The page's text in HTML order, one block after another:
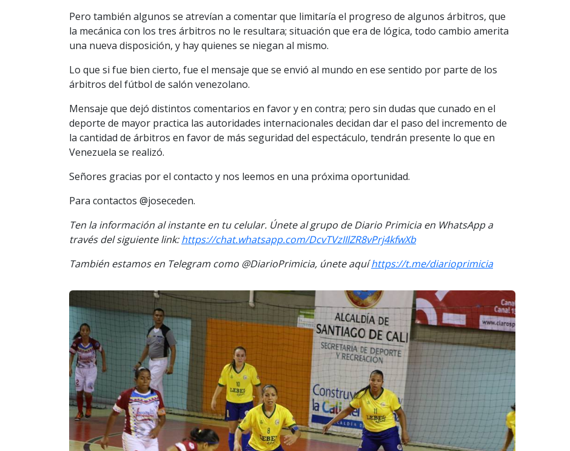
Pero también algunos se atrevían a comentar que limitaría el progreso de algunos árbitros, que
la mecánica con los tres árbitros no le resultara; situación que era de lógica, todo cambio amerita
una nueva disposición, y hay quienes se niegan al mismo.
Lo que si fue bien cierto, fue el mensaje que se envió al mundo en ese sentido por parte de los
árbitros del fútbol de salón venezolano.
Mensaje que dejó distintos comentarios en favor y en contra; pero sin dudas que cunado en el
deporte de mayor practica las autoridades internacionales decidan dar el paso del incremento de
la cantidad de árbitros en favor de más seguridad del espectáculo, tendrán presente lo que en
Venezuela se realizó.
Señores gracias por el contacto y nos leemos en una próxima oportunidad.
Para contactos @joseceden.
Ten la información al instante en tu celular. Únete al grupo de Diario Primicia en WhatsApp a
través del siguiente link:https://chat.whatsapp.com/DcvTVzIIlZR8vPrj4kfwXb
También estamos en Telegram como @DiarioPrimicia, únete aquíhttps://t.me/diarioprimicia